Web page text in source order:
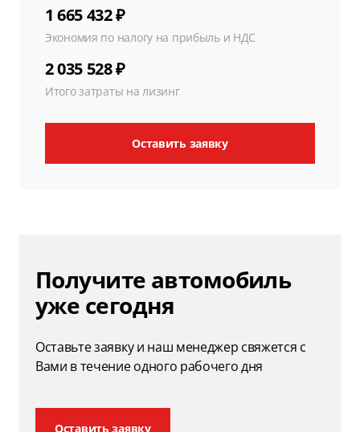
1 665 432 ₽
Экономия по налогу на прибыль и НДС
2 035 528 ₽
Итого затраты на лизинг
Оставить заявку
Получите автомобиль
уже сегодня
Оставьте заявку и наш менеджер свяжется с
Вами в течение одного рабочего дня
Оставить заявку